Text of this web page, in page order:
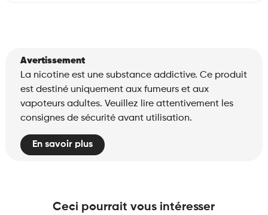
Avertissement
La nicotine est une substance addictive. Ce produit
est destiné uniquement aux fumeurs et aux
vapoteurs adultes. Veuillez lire attentivement les
consignes de sécurité avant utilisation.
En savoir plus
Ceci pourrait vous intéresser